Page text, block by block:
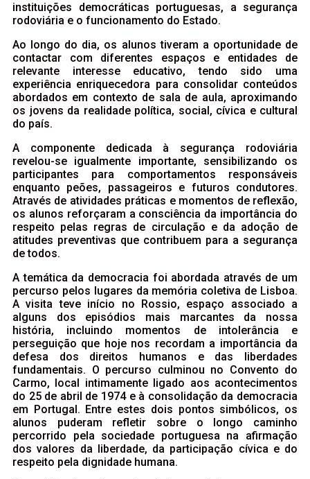
instituições democráticas portuguesas, a segurança
rodoviária e o funcionamento do Estado.
Ao longo do dia, os alunos tiveram a oportunidade de
contactar com diferentes espaços e entidades de
relevante interesse educativo, tendo sido uma
experiência enriquecedora para consolidar conteúdos
abordados em contexto de sala de aula, aproximando
os jovens da realidade política, social, cívica e cultural
do país.
A componente dedicada à segurança rodoviária
revelou-se igualmente importante, sensibilizando os
participantes para comportamentos responsáveis
enquanto peões, passageiros e futuros condutores.
Através de atividades práticas e momentos de reflexão,
os alunos reforçaram a consciência da importância do
respeito pelas regras de circulação e da adoção de
atitudes preventivas que contribuem para a segurança
de todos.
A temática da democracia foi abordada através de um
percurso pelos lugares da memória coletiva de Lisboa.
A visita teve início no Rossio, espaço associado a
alguns dos episódios mais marcantes da nossa
história, incluindo momentos de intolerância e
perseguição que hoje nos recordam a importância da
defesa dos direitos humanos e das liberdades
fundamentais. O percurso culminou no Convento do
Carmo, local intimamente ligado aos acontecimentos
do 25 de abril de 1974 e à consolidação da democracia
em Portugal. Entre estes dois pontos simbólicos, os
alunos puderam refletir sobre o longo caminho
percorrido pela sociedade portuguesa na afirmação
dos valores da liberdade, da participação cívica e do
respeito pela dignidade humana.